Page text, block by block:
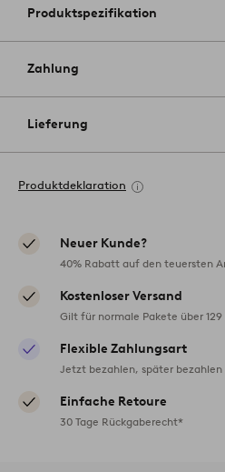
Produktspezifikation
Zahlung
Lieferung
Produktdeklaration
Neuer Kunde?
40% Rabatt auf den teuersten
Kostenloser Versand
Gilt für normale Pakete über 129
Flexible Zahlungsart
Jetzt bezahlen, später
Einfache Retoure
30 Tage Rückgaberecht*